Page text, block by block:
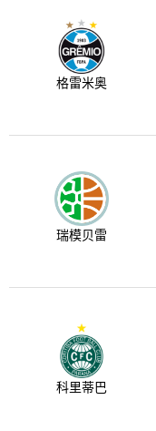
格雷米奥
瑞模贝雷
科里蒂巴